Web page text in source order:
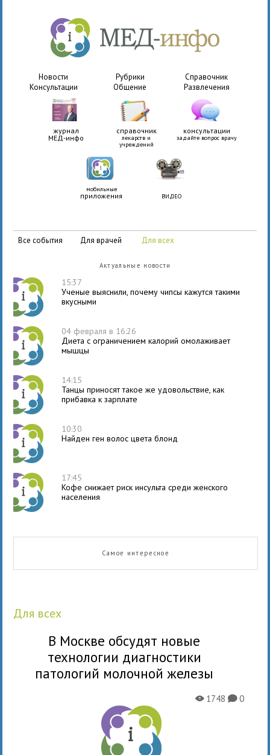
Новости Рубрики
Справочник
Консультации
Общение Развлечения
журнал
МЕД-инфо
справочник
лекарств и
учреждений
консультации
задайте вопрос врачу
мобильные
приложения ВИДЕО
все события для врачей для всех
Актуальные новости
15:37
Ученые выяснили, почему чипсы кажутся такими
вкусными
04 февраля в 16:26
Диета с ограничением калорий омолаживает
мышцы
14:15
Танцы приносят такое же удовольствие, как
прибавка к зарплате
10:30
Найден ген волос цвета блонд
17:45
Кофе снижает риск инсульта среди женского
населения
Самое интересное
для всех
В Москве обсудят новые
технологии диагностики
патологий молочной железы
X1748K0